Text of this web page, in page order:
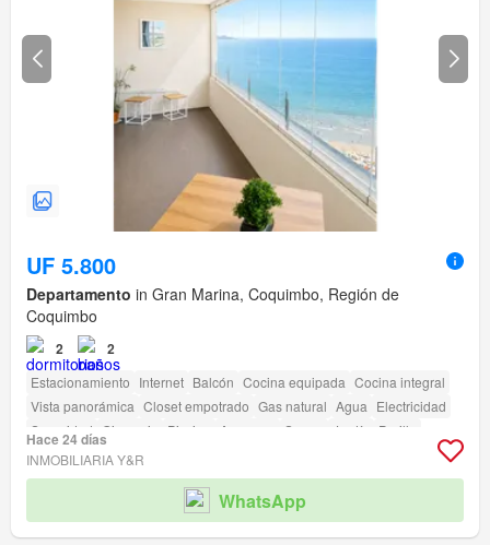
UF 5.800
Departamento in Gran Marina, Coquimbo, Región de
Coquimbo
2 2
Estacionamiento Internet Balcón Cocina equipada Cocina integral
Vista panorámica Closet empotrado Gas natural Agua Electricidad
Seguridad
Gimnasio Piscina Ascensor Sauna Jardín
Parilla
Acceso para personas con discapacidad
Hace 24 días
INMOBILIARIA Y&R
WhatsApp